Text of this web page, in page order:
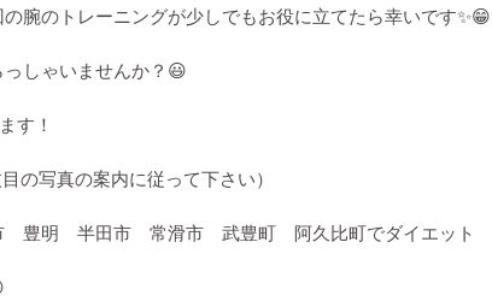
腕のトレーニングが少しでもお役に立てたら幸いです
しゃいませんか？ 😃
す！
の写真の案内に従って下さい）
豊明 半田市 常滑市 武豊町 阿久比町でダイエット